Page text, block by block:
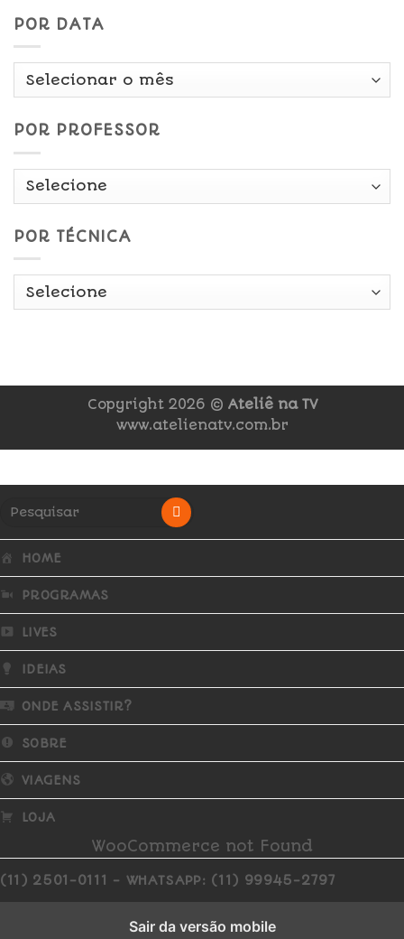
POR DATA
Por
POR PROFESSOR
POR TÉCNICA
Copyright 2026 © Ateliê na TV
www.atelienatv.com.br
HOME
PROGRAMAS
LIVES
IDEIAS
ONDE ASSISTIR?
SOBRE
VIAGENS
LOJA
WooCommerce not Found
(11) 2501-0111 - WHATSAPP: (11) 99945-2797
Sair da versão mobile